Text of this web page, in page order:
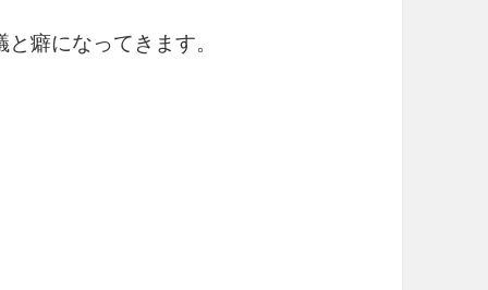
癖になってきます。